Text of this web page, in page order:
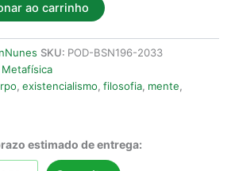
ao carrinho
SKU: POD-BSN196-2033
Metafísica
, existencialismo, filosofia, mente,
estimado de entrega: